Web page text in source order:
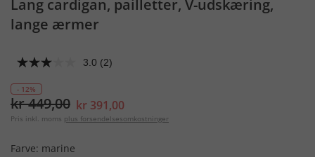
Lang cardigan, pailletter, V-udskæring,
lange ærmer
3.0 (2)
- 12%
kr 449,00 kr 391,00
Pris inkl. moms plus forsendelsesomkostninger
Farve: marine